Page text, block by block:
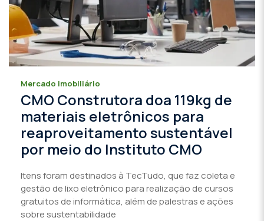
Mercado imobiliário
CMO Construtora doa 119kg de
materiais eletrônicos para
reaproveitamento sustentável
por meio do Instituto CMO
Itens foram destinados à TecTudo, que faz coleta e
gestão de lixo eletrônico para realização de cursos
gratuitos de informática, além de palestras e ações
sobre sustentabilidade